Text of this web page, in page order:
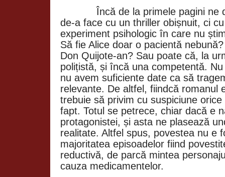
Încă de la primele pagini ne
de-a face cu un thriller obișnuit, ci
experiment psihologic în care nu
Să fie Alice doar o pacientă
Don Quijote-an? Sau poate că, la
polițistă, și încă una competentă.
nu avem suficiente date ca să
relevante. De altfel, fiindcă romanul
trebuie să privim cu suspiciune
fapt. Totul se petrece, chiar dacă e
protagonistei, și asta ne plasează
realitate. Altfel spus, povestea nu e
majoritatea episoadelor fiind
reductivă, de parcă mintea
cauza medicamentelor.